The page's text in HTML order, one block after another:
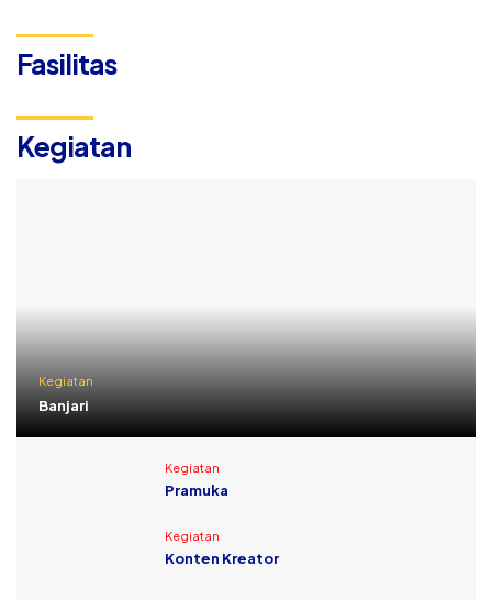
Fasilitas
Kegiatan
Kegiatan
Banjari
Kegiatan
Pramuka
Kegiatan
Konten Kreator